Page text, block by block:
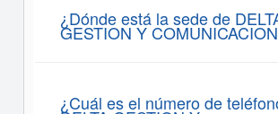
¿Dónde está la sede de
GESTION Y
¿Cuál es el número de